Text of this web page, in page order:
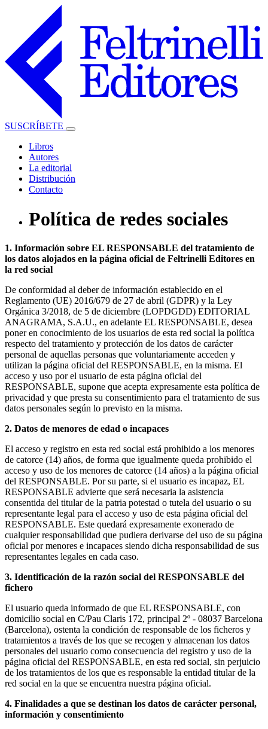
SUSCRÍBETE
Libros
Autores
La editorial
Distribución
Contacto
Política de redes sociales
1. Información sobre EL RESPONSABLE del tratamiento de
los datos alojados en la página oficial de Feltrinelli Editores en
la red social
De conformidad al deber de información establecido en el
Reglamento (UE) 2016/679 de 27 de abril (GDPR) y la Ley
Orgánica 3/2018, de 5 de diciembre (LOPDGDD) EDITORIAL
ANAGRAMA, S.A.U., en adelante EL RESPONSABLE, desea
poner en conocimiento de los usuarios de esta red social la política
respecto del tratamiento y protección de los datos de carácter
personal de aquellas personas que voluntariamente acceden y
utilizan la página oficial del RESPONSABLE, en la misma. El
acceso y uso por el usuario de esta página oficial del
RESPONSABLE, supone que acepta expresamente esta política de
privacidad y que presta su consentimiento para el tratamiento de sus
datos personales según lo previsto en la misma.
2. Datos de menores de edad o incapaces
El acceso y registro en esta red social está prohibido a los menores
de catorce (14) años, de forma que igualmente queda prohibido el
acceso y uso de los menores de catorce (14 años) a la página oficial
del RESPONSABLE. Por su parte, si el usuario es incapaz, EL
RESPONSABLE advierte que será necesaria la asistencia
consentida del titular de la patria potestad o tutela del usuario o su
representante legal para el acceso y uso de esta página oficial del
RESPONSABLE. Este quedará expresamente exonerado de
cualquier responsabilidad que pudiera derivarse del uso de su página
oficial por menores e incapaces siendo dicha responsabilidad de sus
representantes legales en cada caso.
3. Identificación de la razón social del RESPONSABLE del
fichero
El usuario queda informado de que EL RESPONSABLE, con
domicilio social en C/Pau Claris 172, principal 2º - 08037 Barcelona
(Barcelona), ostenta la condición de responsable de los ficheros y
tratamientos a través de los que se recogen y almacenan los datos
personales del usuario como consecuencia del registro y uso de la
página oficial del RESPONSABLE, en esta red social, sin perjuicio
de los tratamientos de los que es responsable la entidad titular de la
red social en la que se encuentra nuestra página oficial.
4. Finalidades a que se destinan los datos de carácter personal,
información y consentimiento